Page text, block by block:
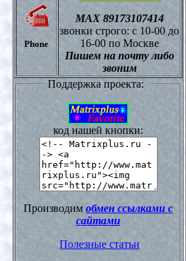
Phone
МАХ 89173107414
звонки строго: с 10-00 до
16-00 по Москве
Пишем на почту либо
звоним
Поддержка проекта:
код нашей кнопки:
Производим обмен ссылками с
сайтами
Полезные статьи